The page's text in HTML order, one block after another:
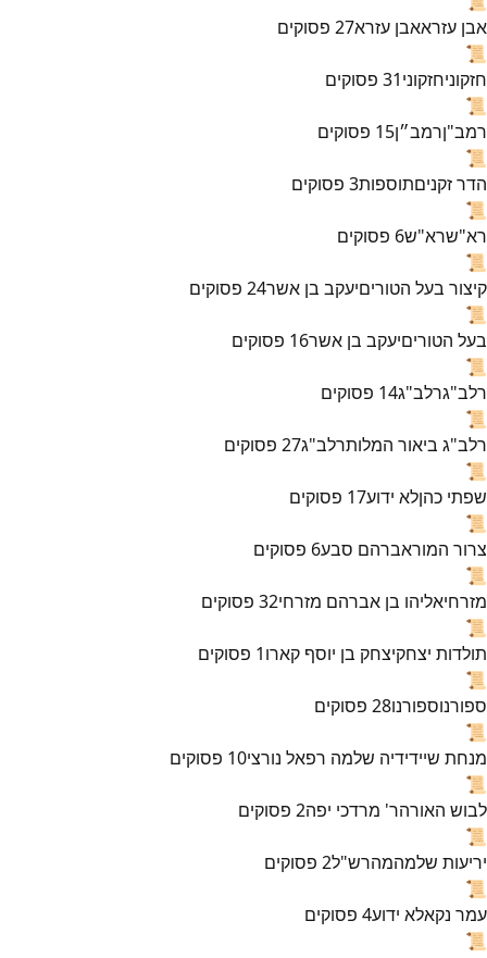
אבן עזראאבן עזרא27 פסוקים
📜
חזקוניחזקוני31 פסוקים
📜
רמב"ןרמב״ן15 פסוקים
📜
הדר זקניםתוספות3 פסוקים
📜
רא"שרא"ש6 פסוקים
📜
קיצור בעל הטוריםיעקב בן אשר24 פסוקים
📜
בעל הטוריםיעקב בן אשר16 פסוקים
📜
רלב"גרלב"ג14 פסוקים
📜
רלב"ג ביאור המלותרלב"ג27 פסוקים
📜
שפתי כהןלא ידוע17 פסוקים
📜
צרור המוראברהם סבע6 פסוקים
📜
מזרחיאליהו בן אברהם מזרחי32 פסוקים
📜
תולדות יצחקיצחק בן יוסף קארו1 פסוקים
📜
ספורנוספורנו28 פסוקים
📜
מנחת שיידידיה שלמה רפאל נורצי10 פסוקים
📜
לבוש האורהר' מרדכי יפה2 פסוקים
📜
יריעות שלמהמהרש"ל2 פסוקים
📜
עמר נקאלא ידוע4 פסוקים
📜